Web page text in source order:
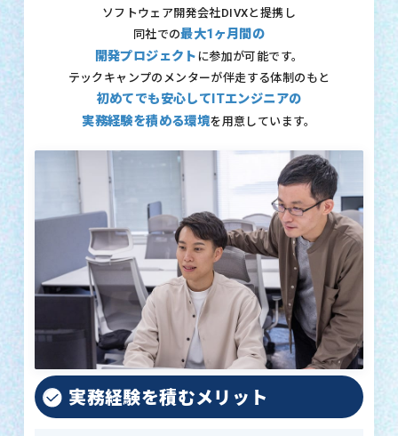
ソフトウェア開発会社DIVXと提携し
同社での最大1ヶ月間の
開発プロジェクト に参加が可能です。
テックキャンプのメンターが伴走する体制のもと
初めてでも安心してITエンジニアの
実務経験を積める環境を用意しています。
実務経験を積むメリット